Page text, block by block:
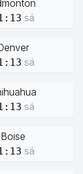
sá
sá
sá
Boise
sá